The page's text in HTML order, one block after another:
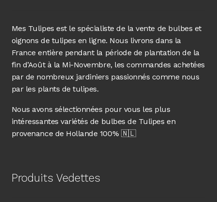
Mes Tulipes est le spécialiste de la vente de bulbes et
oignons de tulipes en ligne. Nous livrons dans la
France entière pendant la période de plantation de la
fin d’Août à la Mi-Novembre, les commandes achetées
par de nombreux jardiniers passionnés comme nous
par les plants de tulipes.
Nous avons sélectionnées pour vous les plus
intéressantes variétés de bulbes de Tulipes en
provenance de Hollande 100% 🇳🇱
Produits Vedettes